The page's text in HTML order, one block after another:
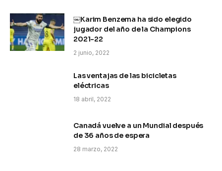
￼Karim Benzema ha sido elegido
jugador del año de la Champions
2021-22
2 junio, 2022
Las ventajas de las bicicletas
eléctricas
18 abril, 2022
Canadá vuelve a un Mundial después
de 36 años de espera
28 marzo, 2022